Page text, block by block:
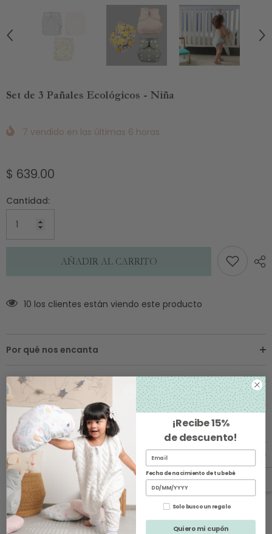
Set de 3 Pañales Ecológicos - Niña
7 vendido en las últimas 6 horas
$ 639.00
Cantidad:
AÑADIR AL CARRITO
10 los clientes están viendo este producto
Por qué nos encanta
Detalles
Sobre los Envíos
Cambios y Devoluciones
Productos Relacionados
¡Recibe15%
de descuento!
Fecha de nacimiento de tu bebé
Solo busco un regalo
Quiero mi cupón